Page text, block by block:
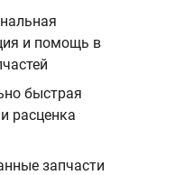
и помощь в
быстрая
расценка
запчасти